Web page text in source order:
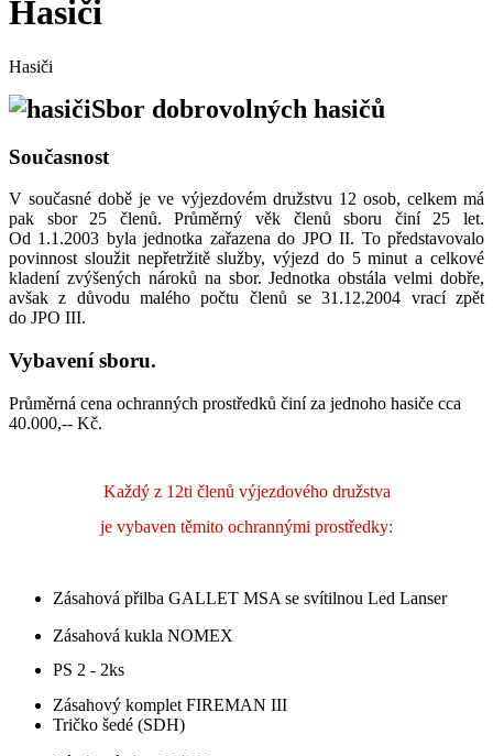
Hasiči
Hasiči
Sbor dobrovolných hasičů
Současnost
V současné době je ve výjezdovém družstvu 12 osob, celkem má
pak sbor 25 členů. Průměrný věk členů sboru činí 25 let.
Od 1.1.2003 byla jednotka zařazena do JPO II. To představovalo
povinnost sloužit nepřetržitě služby, výjezd do 5 minut a celkové
kladení zvýšených nároků na sbor. Jednotka obstála velmi dobře,
avšak z důvodu malého počtu členů se 31.12.2004 vrací zpět
do JPO III.
Vybavení sboru.
Průměrná cena ochranných prostředků činí za jednoho hasiče cca
40.000,-- Kč.
Každý z 12ti členů výjezdového družstva
je vybaven těmito ochrannými prostředky:
Zásahová přilba GALLET MSA se svítilnou Led Lanser
Zásahová kukla NOMEX
PS 2 - 2ks
Zásahový komplet FIREMAN III
Tričko šedé (SDH)